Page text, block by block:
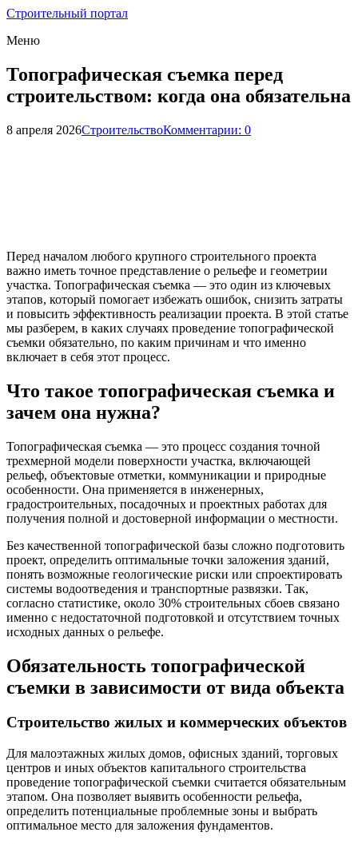
Строительный портал
Меню
Топографическая съемка перед
строительством: когда она обязательна
8 апреля 2026СтроительствоКомментарии: 0
Перед началом любого крупного строительного проекта
важно иметь точное представление о рельефе и геометрии
участка. Топографическая съемка — это один из ключевых
этапов, который помогает избежать ошибок, снизить затраты
и повысить эффективность реализации проекта. В этой статье
мы разберем, в каких случаях проведение топографической
съемки обязательно, по каким причинам и что именно
включает в себя этот процесс.
Что такое топографическая съемка и
зачем она нужна?
Топографическая съемка — это процесс создания точной
трехмерной модели поверхности участка, включающей
рельеф, объектовые отметки, коммуникации и природные
особенности. Она применяется в инженерных,
градостроительных, посадочных и проектных работах для
получения полной и достоверной информации о местности.
Без качественной топографической базы сложно подготовить
проект, определить оптимальные точки заложения зданий,
понять возможные геологические риски или спроектировать
системы водоотведения и транспортные развязки. Так,
согласно статистике, около 30% строительных сбоев связано
именно с недостаточной подготовкой и отсутствием точных
исходных данных о рельефе.
Обязательность топографической
съемки в зависимости от вида объекта
Строительство жилых и коммерческих объектов
Для малоэтажных жилых домов, офисных зданий, торговых
центров и иных объектов капитального строительства
проведение топографической съемки считается обязательным
этапом. Она позволяет выявить особенности рельефа,
определить потенциальные проблемные зоны и выбрать
оптимальное место для заложения фундаментов.